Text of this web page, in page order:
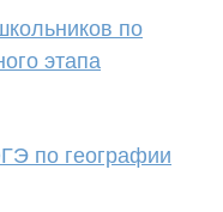
по
этапа
по географии